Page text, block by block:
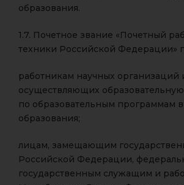
образования.
1.7. Почетное звание «Почетный
техники Российской Федерации»
работникам научных организаций
осуществляющих образовательную
по образовательным программам
образования;
лицам, замещающим
Российской Федерации,
государственным служащим и